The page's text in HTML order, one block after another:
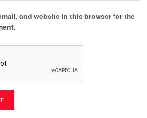
and website in this browser for the